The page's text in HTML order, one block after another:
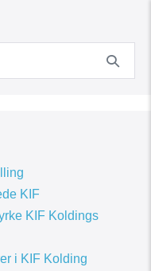
KIF
KIF Koldings
i KIF Kolding